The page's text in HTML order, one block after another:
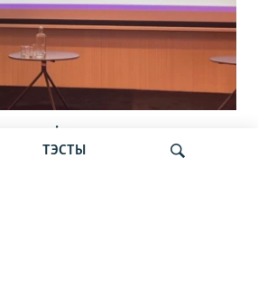
ТЭСТЫ
кепска».
«Мова, культура,